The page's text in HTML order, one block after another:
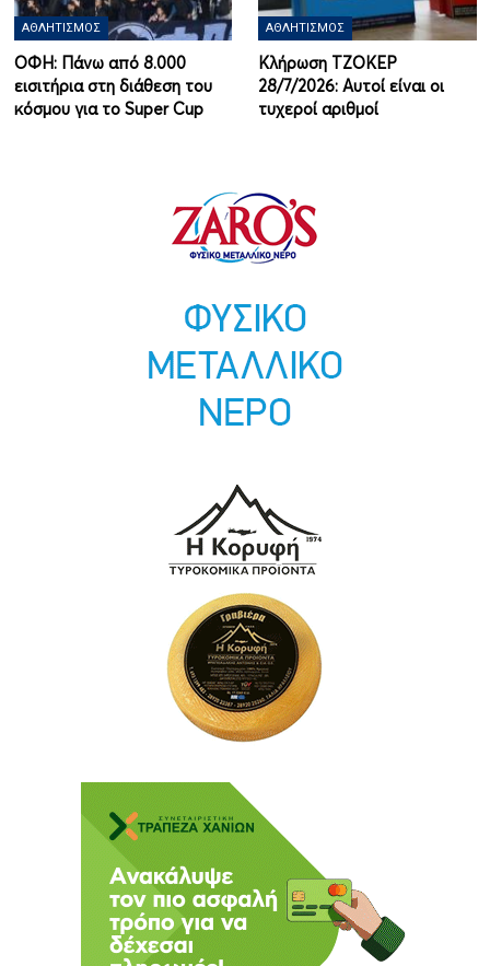
ΑΘΛΗΤΙΣΜΌΣ
ΟΦΗ: Πάνω από 8.000
εισιτήρια στη διάθεση του
κόσμου για το Super Cup
ΑΘΛΗΤΙΣΜΌΣ
Κλήρωση ΤΖΟΚΕΡ
28/7/2026: Αυτοί είναι οι
τυχεροί αριθμοί